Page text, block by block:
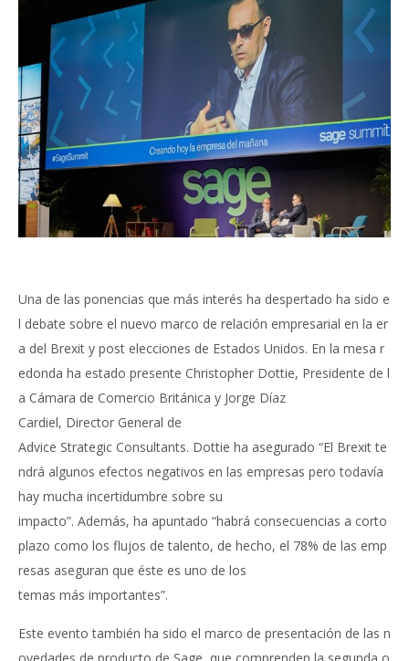
Una de las ponencias que más interés ha despertado ha sido e
l debate sobre el nuevo marco de relación empresarial en la er
a del Brexit y post elecciones de Estados Unidos. En la mesa r
edonda ha estado presente Christopher Dottie, Presidente de l
a Cámara de Comercio Británica y Jorge Díaz
Cardiel, Director General de
Advice Strategic Consultants. Dottie ha asegurado “El Brexit te
ndrá algunos efectos negativos en las empresas pero todavía
hay mucha incertidumbre sobre su
impacto”. Además, ha apuntado “habrá consecuencias a corto
plazo como los flujos de talento, de hecho, el 78% de las emp
resas aseguran que éste es uno de los
temas más importantes”.
Este evento también ha sido el marco de presentación de las n